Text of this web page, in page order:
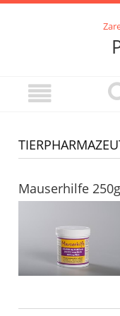
Mauserhilfe 250g